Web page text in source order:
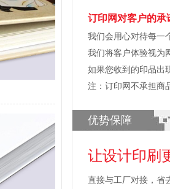
订印网对客户的承
我们会用心对待每一
我们将客户体验视为
如果您收到的印品出
注：订印网不承担商
优势保障
让设计印刷
直接与工厂对接，省